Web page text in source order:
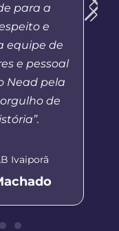
para a
e
equipe de
e pessoal
Nead pela
de
Ivaiporã